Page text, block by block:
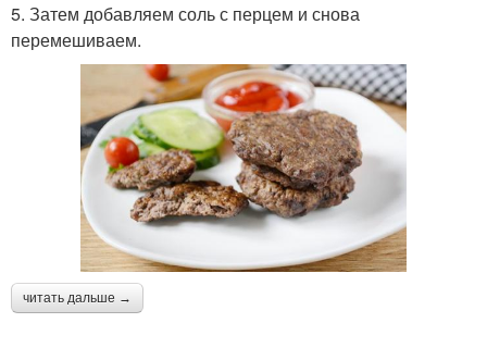
5. Затем добавляем соль с перцем и снова
перемешиваем.
читать дальше →